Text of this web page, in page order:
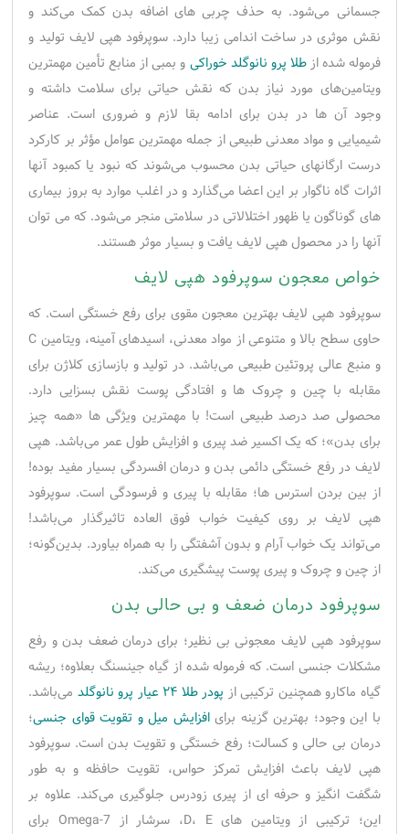
جسمانی می‌شود. به حذف چربی های اضافه بدن کمک می‌کند و
نقش موثری در ساخت اندامی زیبا دارد. سوپرفود هپی لایف تولید و
فرموله شده ازطلا پرو نانوگلد خوراکی و بمبی از منابع تأمین مهمترین
ویتامین‌های مورد نیاز بدن که نقش حياتی برای سلامت داشته و
وجود آن ها در بدن برای ادامه بقا لازم و ضروری است. عناصر
شیمیایی و مواد معدنی طبیعی از جمله مهمترین عوامل مؤثر بر کارکرد
درست ارگانهای حیاتی بدن محسوب می‌شوند که نبود یا کمبود آنها
اثرات گاه ناگوار بر این اعضا می‌گذارد و در اغلب موارد به بروز بیماری
های گوناگون یا ظهور اختلالاتی در سلامتی منجر می‌شود. که می توان
آنها را در محصول هپی لایف یافت و بسیار موثر هستند.
خواص معجون سوپرفود هپی لایف
سوپرفود هپی لایف بهترین معجون مقوی برای رفع خستگی است. که
حاوی سطح بالا و متنوعی از مواد معدنی، اسیدهای آمینه، ویتامین C
و منبع عالی پروتئین طبیعی می‌باشد. در تولید و بازسازی کلاژن برای
مقابله با چین و چروک ها و افتادگی پوست نقش بسزایی دارد.
محصولی صد درصد طبیعی است! با مهمترین ویژگی ها «همه چیز
برای بدن»؛ که یک اکسیر ضد پیری و افزایش طول عمر می‌باشد. هپی
لایف در رفع خستگی دائمی بدن و درمان افسردگی بسیار مفید بوده!
از بین بردن استرس ها؛ مقابله با پیری و فرسودگی است. سوپرفود
هپی لایف بر روی کیفیت خواب فوق العاده تاثیرگذار می‌باشد!
می‌تواند یک خواب آرام و بدون آشفتگی را به همراه بیاورد. بدین‌گونه؛
از چین و چروک و پیری پوست پیشگیری می‌کند.
سوپرفود درمان ضعف و بی حالی بدن
سوپرفود هپی لایف معجونی‌ بی نظیر؛ برای درمان ضعف بدن و رفع
مشکلات جنسی است. که فرموله شده از گیاه جینسنگ بعلاوه؛ ریشه
گیاه ماکارو همچنین ترکیبی از پودر طلا ۲۴ عیار پرو نانوگلد
می‌باشد.
با این وجود؛ بهترین گزینه برایافزایش میل و تقویت قوای جنسی؛
درمان بی حالی و کسالت؛ رفع خستگی و تقویت بدن است. سوپرفود
هپی لایف باعث افزایش تمرکز حواس، تقویت حافظه و به طور
شگفت انگیز و حرفه ای از پیری زودرس جلوگیری می‌کند. علاوه بر
این؛ ترکیبی از ویتامین های D، E، سرشار از Omega-7 برای